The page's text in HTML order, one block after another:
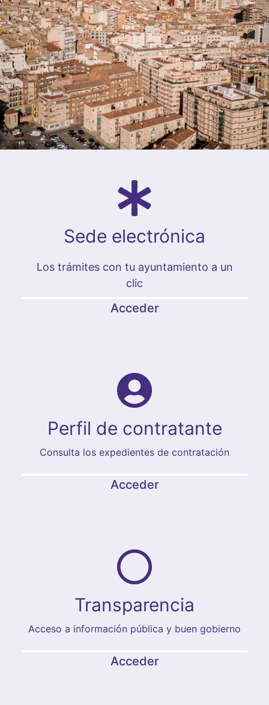
Sede electrónica
Los trámites con tu ayuntamiento a un
clic
Acceder
Perfil de contratante
Consulta los expedientes de contratación
Acceder
Transparencia
Acceso a información pública y buen gobierno
Acceder